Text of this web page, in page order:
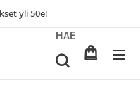
yli 50e!
HAE